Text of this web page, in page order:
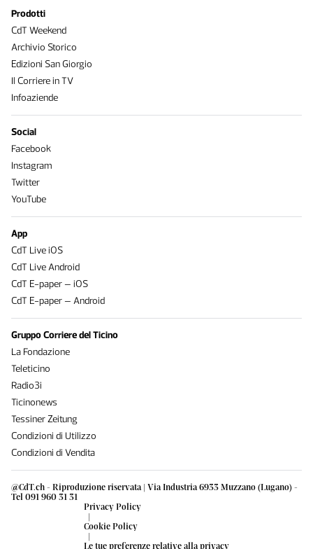
@CdT.ch - Riproduzione riservata | Via Industria 6933 Muzzano (Lugano) -
Tel 091 960 31 31
Privacy Policy
|
Cookie Policy
|
Le tue preferenze relative alla privacy
Prodotti
CdT Weekend
Archivio Storico
Edizioni San Giorgio
Il Corriere in TV
Infoaziende
Social
Facebook
Instagram
Twitter
YouTube
App
CdT Live iOS
CdT Live Android
CdT E-paper – iOS
CdT E-paper – Android
Gruppo Corriere del Ticino
La Fondazione
Teleticino
Radio3i
Ticinonews
Tessiner Zeitung
Condizioni di Utilizzo
Condizioni di Vendita